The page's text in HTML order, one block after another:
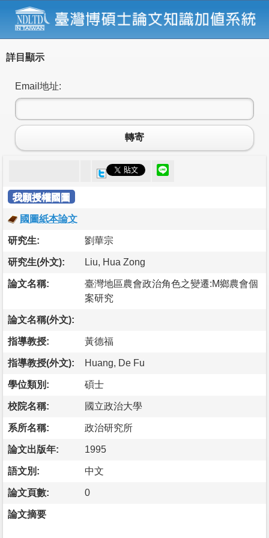
詳目顯示
Email地址:
轉寄
我願授權國圖
國圖紙本論文
研究生: 劉華宗
研究生(外文): Liu, Hua Zong
論文名稱:
臺灣地區農會政治角色之變遷:M鄉農會個
案研究
論文名稱(外文):
指導教授: 黃德福
指導教授(外文): Huang, De Fu
學位類別: 碩士
校院名稱: 國立政治大學
系所名稱: 政治研究所
論文出版年: 1995
語文別: 中文
論文頁數: 0
論文摘要